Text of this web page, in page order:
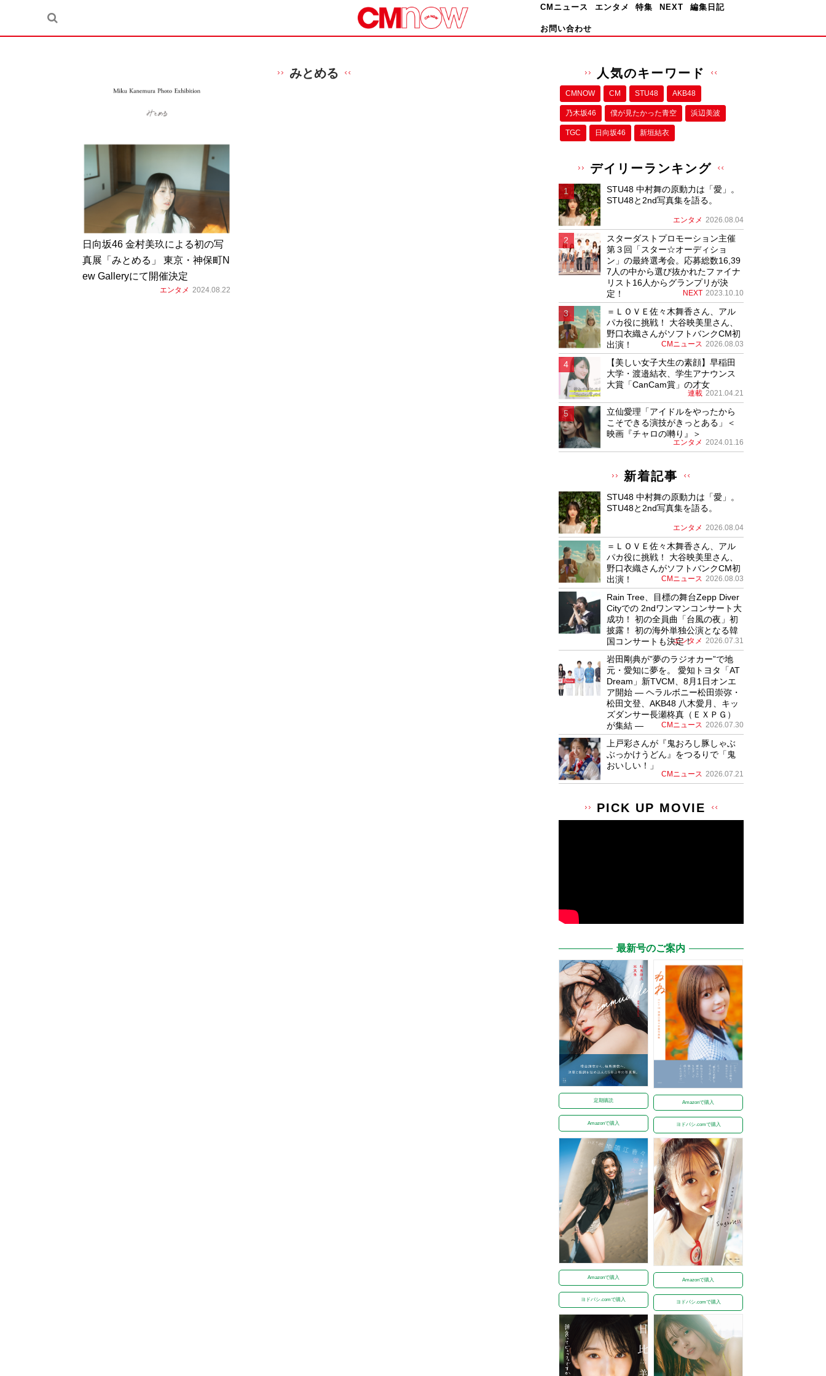
CMニュース エンタメ 特集 NEXT 編集日記
お問い合わせ
みとめる
日向坂46 金村美玖による初の写
真展「みとめる」 東京・神保町N
ew Galleryにて開催決定
エンタメ 2024.08.22
人気のキーワード
CMNOW CM STU48 AKB48
乃木坂46 僕が⾒たかった⻘空 浜辺美波
TGC 日向坂46 新垣結衣
デイリーランキング
STU48 中村舞の原動力は「愛」。
STU48と2nd写真集を語る。
エンタメ 2026.08.04
スターダストプロモーション主催
第３回「スター☆オーディショ
ン」の最終選考会。応募総数16,39
7人の中から選び抜かれたファイナ
リスト16人からグランプリが決
定！
NEXT 2023.10.10
＝ＬＯＶＥ佐々木舞香さん、アル
パカ役に挑戦！ 大谷映美里さん、
野口衣織さんがソフトバンクCM初
出演！
CMニュース 2026.08.03
【美しい女子大生の素顔】早稲田
大学・渡邉結衣、学生アナウンス
大賞「CanCam賞」の才女
連載 2021.04.21
立仙愛理「アイドルをやったから
こそできる演技がきっとある」＜
映画『チャロの囀り』＞
エンタメ 2024.01.16
新着記事
STU48 中村舞の原動力は「愛」。
STU48と2nd写真集を語る。
エンタメ 2026.08.04
＝ＬＯＶＥ佐々木舞香さん、アル
パカ役に挑戦！ 大谷映美里さん、
野口衣織さんがソフトバンクCM初
出演！
CMニュース 2026.08.03
Rain Tree、目標の舞台Zepp Diver
Cityでの 2ndワンマンコンサート大
成功！ 初の全員曲「台風の夜」初
披露！ 初の海外単独公演となる韓
国コンサートも決定！
エンタメ 2026.07.31
岩田剛典が”夢のラジオカー”で地
元・愛知に夢を。 愛知トヨタ「AT
Dream」新TVCM、8月1日オンエ
ア開始 ― ヘラルボニー松田崇弥・
松田文登、AKB48 八木愛月、キッ
ズダンサー長瀬柊真（ＥＸＰＧ）
が集結 ―
CMニュース 2026.07.30
上戸彩さんが『鬼おろし豚しゃぶ
ぶっかけうどん』をつるりで「鬼
おいしい！」
CMニュース 2026.07.21
PICK UP MOVIE
最新号のご案内
定期購読
Amazonで購入
Amazonで購入
ヨドバシ.comで購入
Amazonで購入
ヨドバシ.comで購入
Amazonで購入
ヨドバシ.comで購入